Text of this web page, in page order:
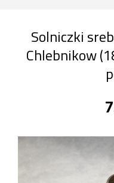
Solniczki
Chlebnikow